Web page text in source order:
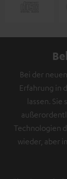
Bei der
Erfahrung in
lassen. Sie
Technologien
wieder, aber